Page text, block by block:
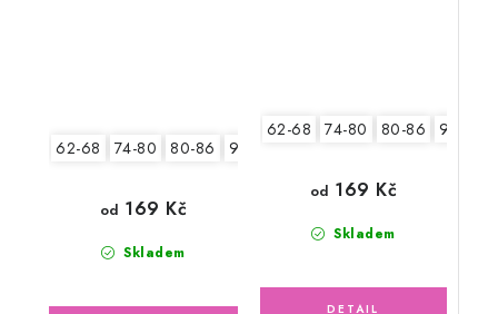
62-68 74-80 80-86 92-98
Skladem
od 169 Kč
62-68 74-80 80-86 92-98
Skladem
od 169 Kč